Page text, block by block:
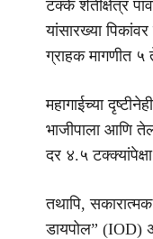
टक्के शेतीक्षेत्र
यांसारख्या
ग्राहक मागणीत
महागाईच्या
भाजीपाला आणि
दर ४.५
तथापि,
डायपोल” (IOD)